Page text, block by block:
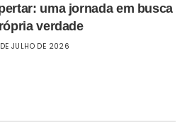
uma jornada em busca
verdade
JULHO DE 2026